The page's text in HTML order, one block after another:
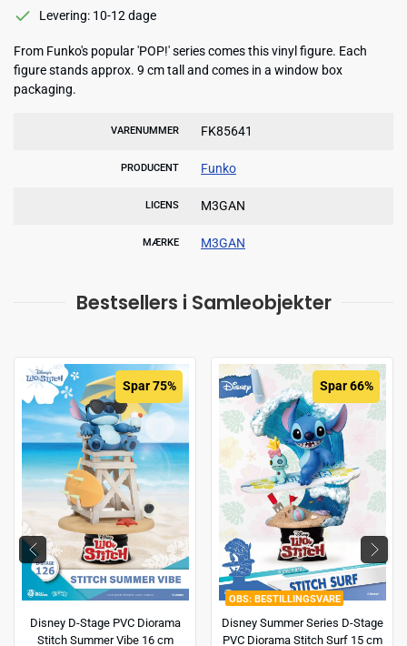
Levering: 10-12 dage
From Funko's popular 'POP!' series comes this vinyl figure. Each
figure stands approx. 9 cm tall and comes in a window box
packaging.
VARENUMMER FK85641
PRODUCENT Funko
LICENS M3GAN
MÆRKE M3GAN
Bestsellers i Samleobjekter
Spar 75%
Disney D-Stage PVC Diorama
Stitch Summer Vibe 16 cm
BESTILLINGSVARE
Spar 66%
Disney Summer Series D-Stage
PVC Diorama Stitch Surf 15 cm